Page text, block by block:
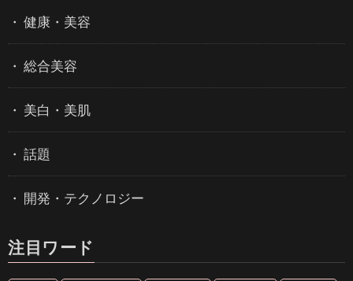
健康・美容
総合美容
美白・美肌
話題
開発・テクノロジー
注目ワード